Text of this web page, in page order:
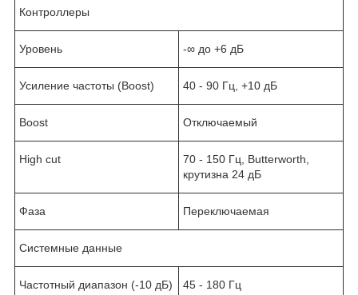
Контроллеры
Уровень -∞ до +6 дБ
Усиление частоты (Boost) 40 - 90 Гц, +10 дБ
Boost Отключаемый
High cut
70 - 150 Гц, Butterworth,
крутизна 24 дБ
Фаза Переключаемая
Системные данные
Частотный диапазон (-10 дБ) 45 - 180 Гц